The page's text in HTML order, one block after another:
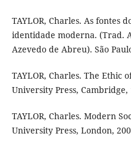
TAYLOR, Charles. As fontes
identidade moderna. (Trad.
Azevedo de Abreu). São
TAYLOR, Charles. The Ethic
University Press, Cambridge,
TAYLOR, Charles. Modern
University Press, London,